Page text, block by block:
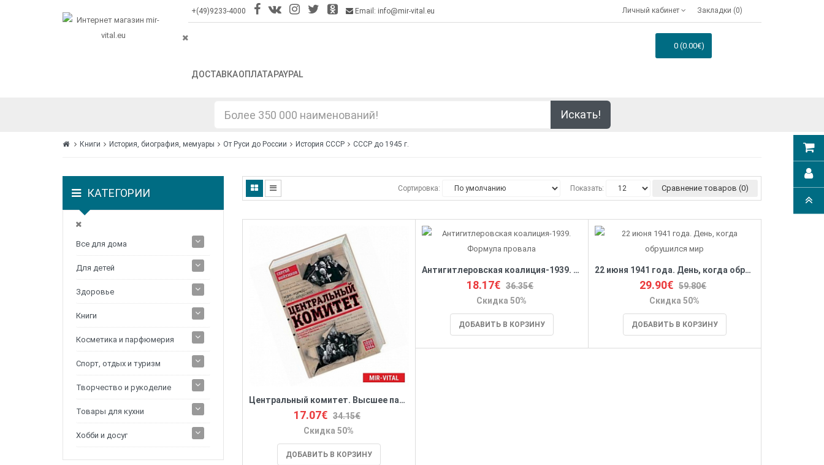
+(49)9233-4000 Email: info@mir-vital.eu Личный кабинет Закладки (0)
ДОСТАВКАОПЛАТАPAYPAL
0 (0.00€)
Искать!
Книги История, биография, мемуары От Руси до России История СССР СССР до 1945 г.
КАТЕГОРИИ
Все для дома
Для детей
Здоровье
Книги
Косметика и парфюмерия
Спорт, отдых и туризм
Творчество и рукоделие
Товары для кухни
Хобби и досуг
Сортировка: Показать: Сравнение товаров (0)
Центральный комитет. Высшее партийное руководство от Ленина и Плеханова до Хрущева. 1890—1964 гг
17.07€ 34.15€
Скидка 50%
ДОБАВИТЬ В КОРЗИНУ
Антигитлеровская коалиция-1939. Формула провала
18.17€ 36.35€
Скидка 50%
ДОБАВИТЬ В КОРЗИНУ
22 июня 1941 года. День, когда обрушился мир
29.90€ 59.80€
Скидка 50%
ДОБАВИТЬ В КОРЗИНУ